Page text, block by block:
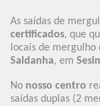
As saídas de
certificados, que
locais de mergulho
Saldanha, em
No nosso centro
saídas duplas (2